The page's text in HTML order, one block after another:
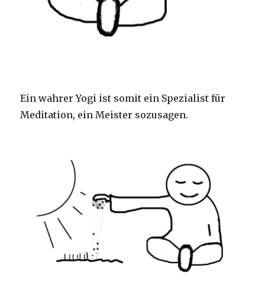
Ein wahrer Yogi ist somit ein Spezialist für
Meditation, ein Meister sozusagen.